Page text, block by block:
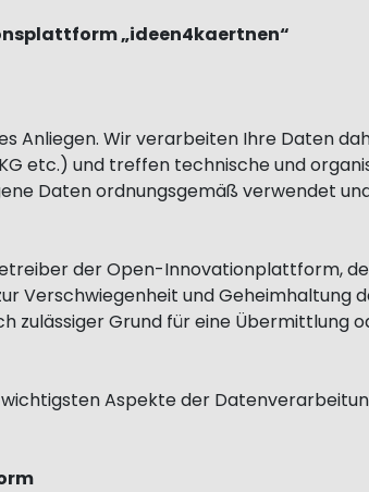
„ideen4kaertnen“
Anliegen. Wir verarbeiten Ihre Daten
etc.) und treffen technische und
Daten ordnungsgemäß verwendet
der Open-Innovationplattform,
Verschwiegenheit und Geheimhaltung
Grund für eine Übermittlung
Aspekte der